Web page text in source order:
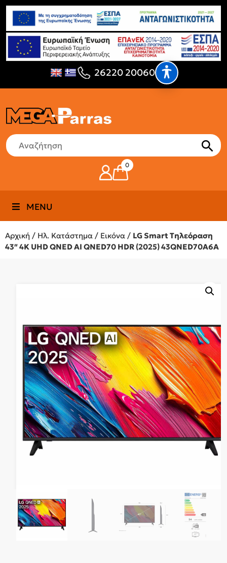
26220 20060
0
MENU
Αρχική / Ηλ. Κατάστημα / Εικόνα / LG Smart Τηλεόραση
43″ 4K UHD QNED AI QNED70 HDR (2025) 43QNED70A6A